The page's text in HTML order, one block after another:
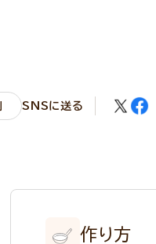
SNSに送る
作り方